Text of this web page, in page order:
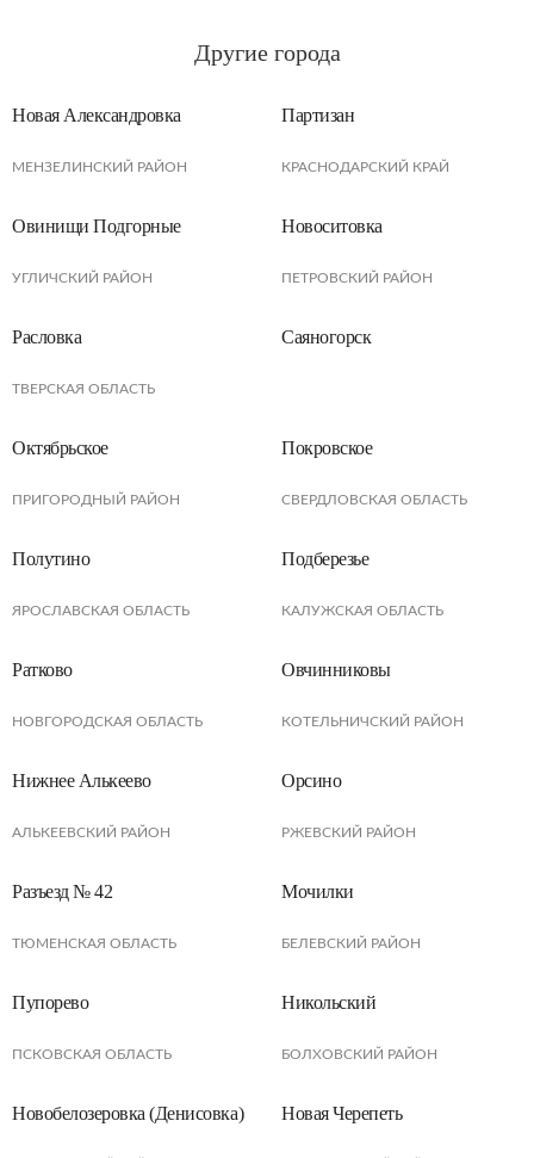
Другие города
Новая Александровка
МЕНЗЕЛИНСКИЙ РАЙОН
Партизан
КРАСНОДАРСКИЙ КРАЙ
Овинищи Подгорные
УГЛИЧСКИЙ РАЙОН
Новоситовка
ПЕТРОВСКИЙ РАЙОН
Расловка
ТВЕРСКАЯ ОБЛАСТЬ
Саяногорск
Октябрьское
ПРИГОРОДНЫЙ РАЙОН
Покровское
СВЕРДЛОВСКАЯ ОБЛАСТЬ
Полутино
ЯРОСЛАВСКАЯ ОБЛАСТЬ
Подберезье
КАЛУЖСКАЯ ОБЛАСТЬ
Ратково
НОВГОРОДСКАЯ ОБЛАСТЬ
Овчинниковы
КОТЕЛЬНИЧСКИЙ РАЙОН
Нижнее Алькеево
АЛЬКЕЕВСКИЙ РАЙОН
Орсино
РЖЕВСКИЙ РАЙОН
Разъезд № 42
ТЮМЕНСКАЯ ОБЛАСТЬ
Мочилки
БЕЛЕВСКИЙ РАЙОН
Пупорево
ПСКОВСКАЯ ОБЛАСТЬ
Никольский
БОЛХОВСКИЙ РАЙОН
Новобелозеровка (Денисовка) Новая Черепеть